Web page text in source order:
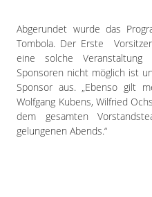
Abgerundet wurde das
Tombola. Der Erste
eine solche
Sponsoren nicht möglich ist
Sponsor aus. „Ebenso gilt
Wolfgang Kubens, Wilfried
dem gesamten
gelungenen Abends.“